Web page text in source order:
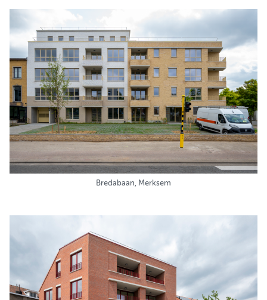
Bredabaan, Merksem